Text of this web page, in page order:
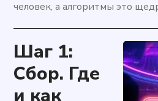
человек, а алгоритмы это
Шаг 1:
Сбор. Где
и как